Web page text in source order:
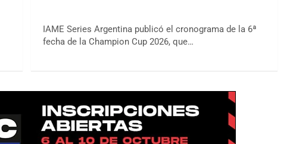
IAME Series Argentina publicó el cronograma de la 6ª
fecha de la Champion Cup 2026, que…